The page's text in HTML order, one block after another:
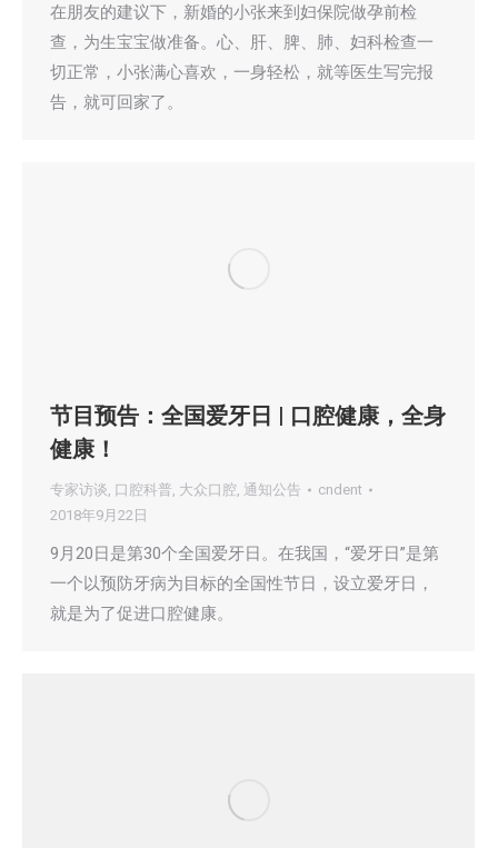
在朋友的建议下，新婚的小张来到妇保院做孕前检
查，为生宝宝做准备。心、肝、脾、肺、妇科检查一
切正常，小张满心喜欢，一身轻松，就等医生写完报
告，就可回家了。
节目预告：全国爱牙日 | 口腔健康，全身
健康！
专家访谈, 口腔科普, 大众口腔, 通知公告
cndent
2018年9月22日
9月20日是第30个全国爱牙日。在我国，“爱牙日”是第
一个以预防牙病为目标的全国性节日，设立爱牙日，
就是为了促进口腔健康。